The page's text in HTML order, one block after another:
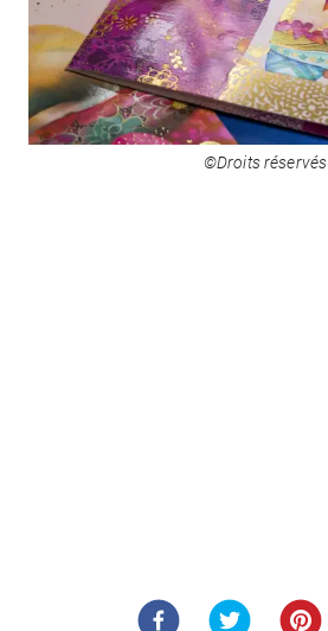
©Droits réservés